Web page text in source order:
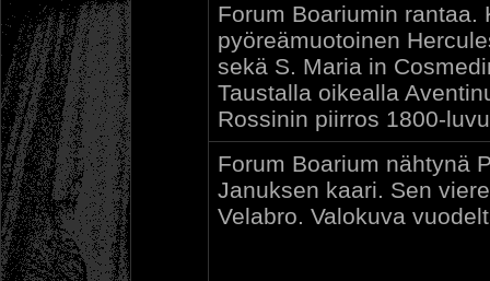
Forum Boariumin rantaa.
pyöreämuotoinen
sekä S. Maria in
Taustalla oikealla
Rossinin piirros 1800-
Forum Boarium nähtynä
Januksen kaari. Sen
Velabro. Valokuva